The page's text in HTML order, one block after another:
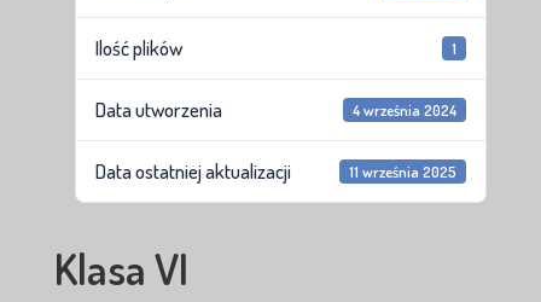
Ilość plików 1
Data utworzenia 4 września 2024
Data ostatniej aktualizacji 11 września 2025
Klasa VI